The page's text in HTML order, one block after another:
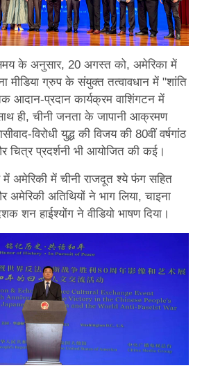
के अनुसार, 20 अगस्त को, अमेरिका में
मीडिया ग्रुप के संयुक्त तत्वावधान में "शांति
आदान-प्रदान कार्यक्रम वाशिंगटन में
ही, चीनी जनता के जापानी आक्रमण
विरोधी युद्ध की विजय की 80वीं वर्षगांठ
चित्र प्रदर्शनी भी आयोजित की कई।
अमेरिकी में चीनी राजदूत श्ये फंग सहित
अतिथियों ने भाग लिया, चाइना
शन हाईश्योंग ने वीडियो भाषण दिया।